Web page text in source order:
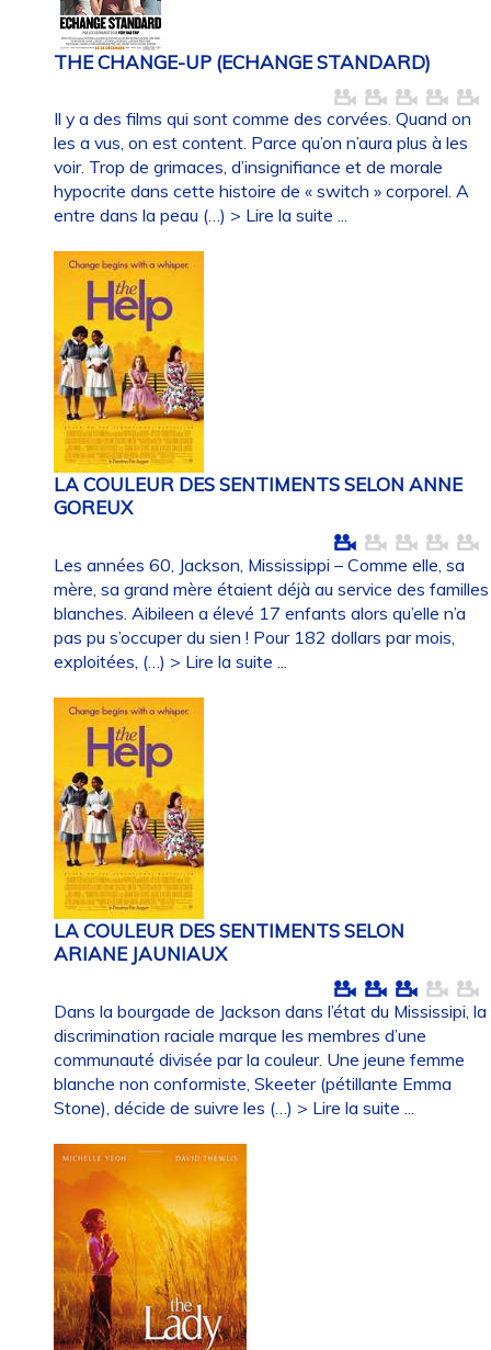
THE CHANGE-UP (ECHANGE STANDARD)
Il y a des films qui sont comme des corvées. Quand on
les a vus, on est content. Parce qu’on n’aura plus à les
voir. Trop de grimaces, d’insignifiance et de morale
hypocrite dans cette histoire de « switch » corporel. A
entre dans la peau (…) > Lire la suite ...
LA COULEUR DES SENTIMENTS SELON ANNE
GOREUX
Les années 60, Jackson, Mississippi – Comme elle, sa
mère, sa grand mère étaient déjà au service des familles
blanches. Aibileen a élevé 17 enfants alors qu’elle n’a
pas pu s’occuper du sien ! Pour 182 dollars par mois,
exploitées, (…) > Lire la suite ...
LA COULEUR DES SENTIMENTS SELON
ARIANE JAUNIAUX
Dans la bourgade de Jackson dans l’état du Mississipi, la
discrimination raciale marque les membres d’une
communauté divisée par la couleur. Une jeune femme
blanche non conformiste, Skeeter (pétillante Emma
Stone), décide de suivre les (…) > Lire la suite ...